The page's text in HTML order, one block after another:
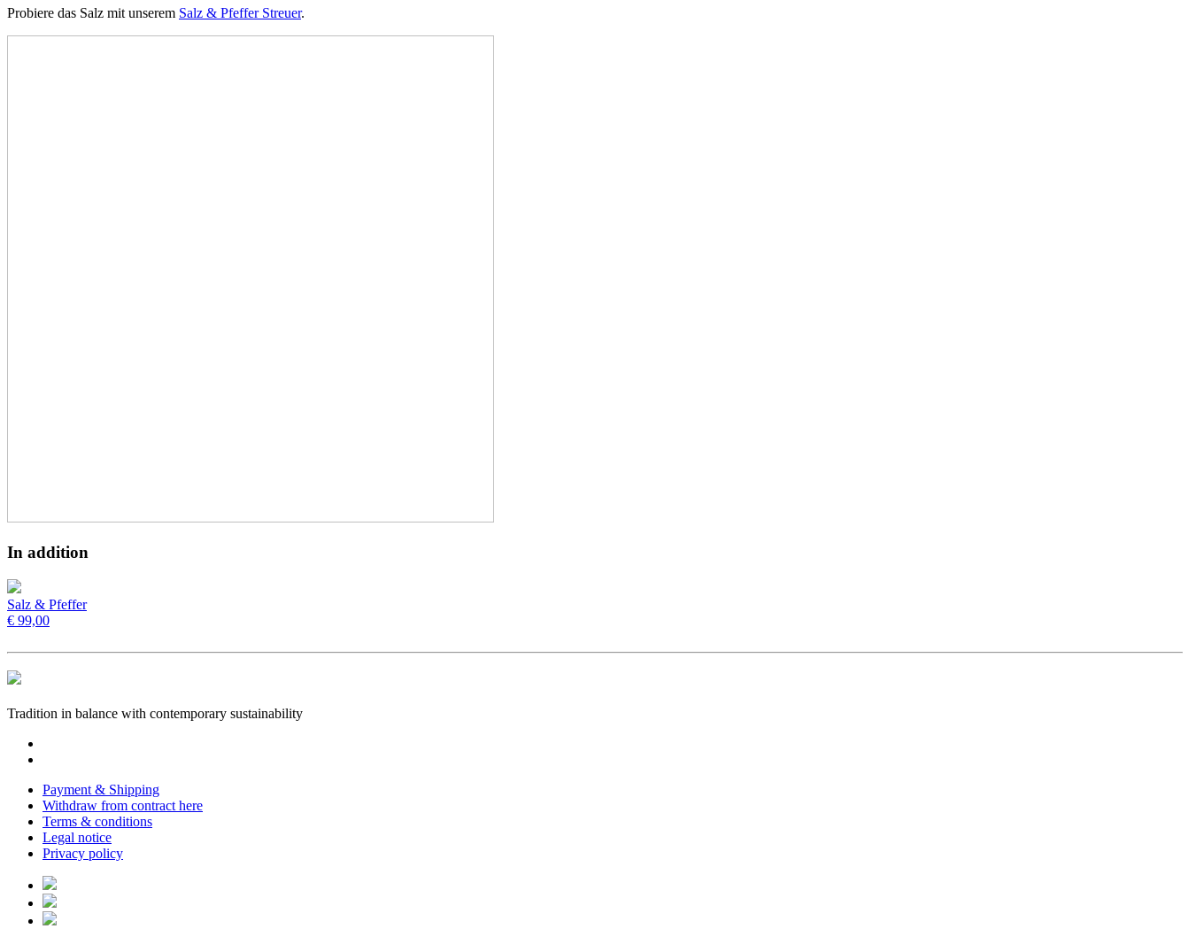
Probiere das Salz mit unserem Salz & Pfeffer Streuer.
In addition
Salz & Pfeffer
€ 99,00
Tradition in balance with contemporary sustainability
Payment & Shipping
Withdraw from contract here
Terms & conditions
Legal notice
Privacy policy